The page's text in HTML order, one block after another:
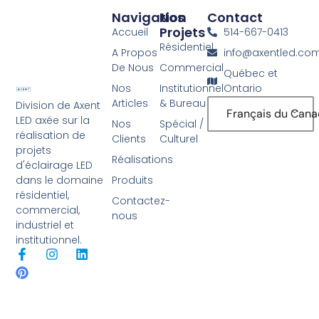
Division de Axent
LED axée sur la
réalisation de
projets
d'éclairage LED
dans le domaine
résidentiel,
commercial,
industriel et
institutionnel.
F
a
c
I L
P
i
n
Nos
Projets
Résidentiel
Commercial
Institutionnel
& Bureau
Spécial /
Culturel
Navigation
Accueil
A Propos
De Nous
Nos
Articles
Nos
Clients
Réalisations
Produits
Contactez-
nous
Contact
514-667-0413
Québec et
Ontario
Français du